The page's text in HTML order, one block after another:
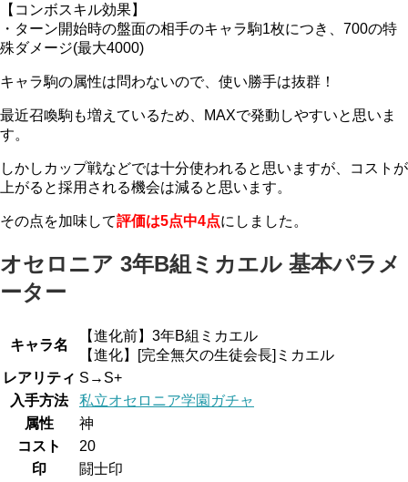
【コンボスキル効果】
・ターン開始時の盤面の相手のキャラ駒1枚につき、700の特
殊ダメージ(最大4000)
キャラ駒の属性は問わないので、使い勝手は抜群！
最近召喚駒も増えているため、MAXで発動しやすいと思いま
す。
しかしカップ戦などでは十分使われると思いますが、コストが
上がると採用される機会は減ると思います。
その点を加味して評価は5点中4点にしました。
オセロニア 3年B組ミカエル 基本パラメ
ーター
キャラ名
【進化前】3年B組ミカエル
【進化】[完全無欠の生徒会長]ミカエル
レアリティ S→S+
入手方法
私立オセロニア学園ガチャ
属性
神
コスト
20
印
闘士印